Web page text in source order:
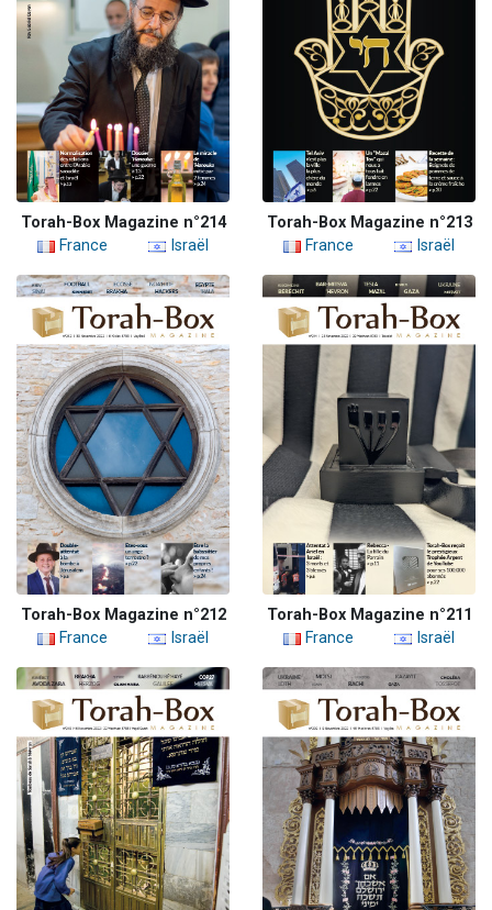
Torah-Box Magazine n°214
France
Israël
Torah-Box Magazine n°213
France
Israël
Torah-Box Magazine n°212
France
Israël
Torah-Box Magazine n°211
France
Israël